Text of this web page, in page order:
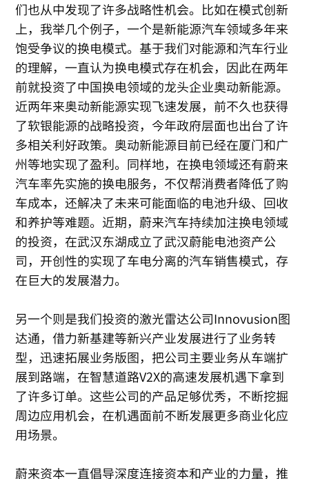
们也从中发现了许多战略性机会。比如在模式创新
上，我举几个例子，一个是新能源汽车领域多年来
饱受争议的换电模式。基于我们对能源和汽车行业
的理解，一直认为换电模式存在机会，因此在两年
前就投资了中国换电领域的龙头企业奥动新能源。
近两年来奥动新能源实现飞速发展，前不久也获得
了软银能源的战略投资，今年政府层面也出台了许
多相关利好政策。奥动新能源目前已经在厦门和广
州等地实现了盈利。同样地，在换电领域还有蔚来
汽车率先实施的换电服务，不仅帮消费者降低了购
车成本，还解决了未来可能面临的电池升级、回收
和养护等难题。近期，蔚来汽车持续加注换电领域
的投资，在武汉东湖成立了武汉蔚能电池资产公
司，开创性的实现了车电分离的汽车销售模式，存
在巨大的发展潜力。
另一个则是我们投资的激光雷达公司Innovusion图
达通，借力新基建等新兴产业发展进行了业务转
型，迅速拓展业务版图，把公司主要业务从车端扩
展到路端，在智慧道路V2X的高速发展机遇下拿到
了许多订单。这些公司的产品足够优秀，不断挖掘
周边应用机会，在机遇面前不断发展更多商业化应
用场景。
蔚来资本一直倡导深度连接资本和产业的力量，推